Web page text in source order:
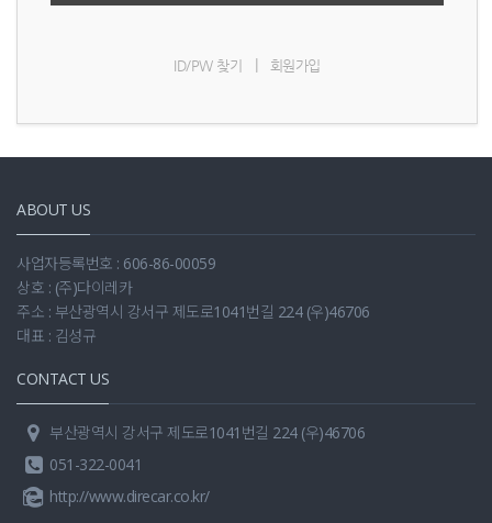
ID/PW 찾기 회원가입
ABOUT US
사업자등록번호 : 606-86-00059
상호 : (주)다이레카
주소 : 부산광역시 강서구 제도로1041번길 224 (우)46706
대표 : 김성규
CONTACT US
부산광역시 강서구 제도로1041번길 224 (우)46706
051-322-0041
http://www.direcar.co.kr/